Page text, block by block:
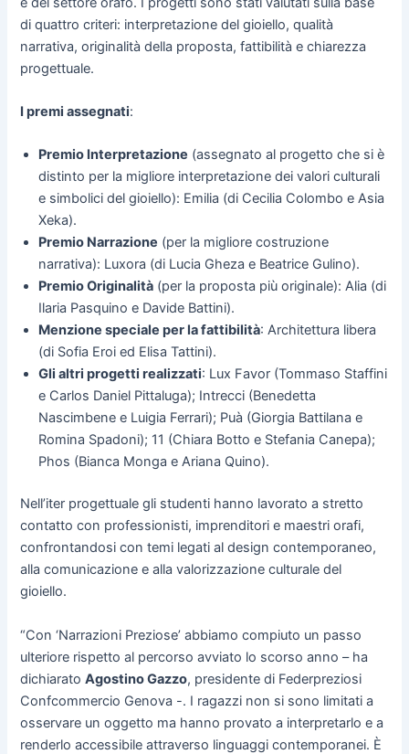
di quattro criteri: interpretazione del gioiello, qualità
narrativa, originalità della proposta, fattibilità e chiarezza
progettuale.
I premi assegnati:
Premio Interpretazione (assegnato al progetto che si è
distinto per la migliore interpretazione dei valori culturali
e simbolici del gioiello): Emilia (di Cecilia Colombo e Asia
Xeka).
Premio Narrazione (per la migliore costruzione
narrativa): Luxora (di Lucia Gheza e Beatrice Gulino).
Premio Originalità (per la proposta più originale): Alia (di
Ilaria Pasquino e Davide Battini).
Menzione speciale per la fattibilità: Architettura libera
(di Sofia Eroi ed Elisa Tattini).
Gli altri progetti realizzati: Lux Favor (Tommaso Staffini
e Carlos Daniel Pittaluga); Intrecci (Benedetta
Nascimbene e Luigia Ferrari); Puà (Giorgia Battilana e
Romina Spadoni); 11 (Chiara Botto e Stefania Canepa);
Phos (Bianca Monga e Ariana Quino).
Nell’iter progettuale gli studenti hanno lavorato a stretto
contatto con professionisti, imprenditori e maestri orafi,
confrontandosi con temi legati al design contemporaneo,
alla comunicazione e alla valorizzazione culturale del
gioiello.
“Con ‘Narrazioni Preziose’ abbiamo compiuto un passo
ulteriore rispetto al percorso avviato lo scorso anno – ha
dichiaratoAgostino Gazzo, presidente di Federpreziosi
Confcommercio Genova -. I ragazzi non si sono limitati a
osservare un oggetto ma hanno provato a interpretarlo e a
renderlo accessibile attraverso linguaggi contemporanei. È